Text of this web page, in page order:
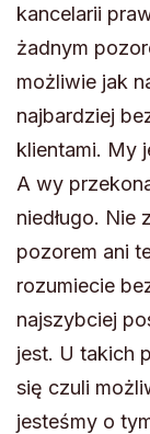
kancelarii
żadnym
możliwie jak
najbardziej
klientami. My
A wy
niedługo. Nie
pozorem ani
rozumiecie
najszybciej
jest. U takich
się czuli
jesteśmy o